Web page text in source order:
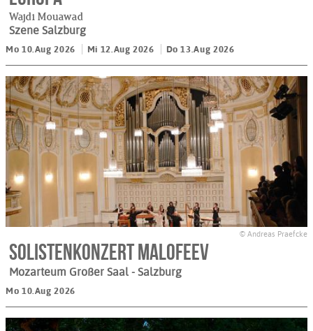
Wajdi Mouawad
Szene Salzburg
Mo 10.Aug 2026 Mi 12.Aug 2026 Do 13.Aug 2026
© Andreas Praefcke
Solistenkonzert Malofeev
Mozarteum Großer Saal - Salzburg
Mo 10.Aug 2026